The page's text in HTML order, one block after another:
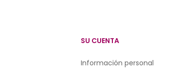
SU CUENTA
Información personal